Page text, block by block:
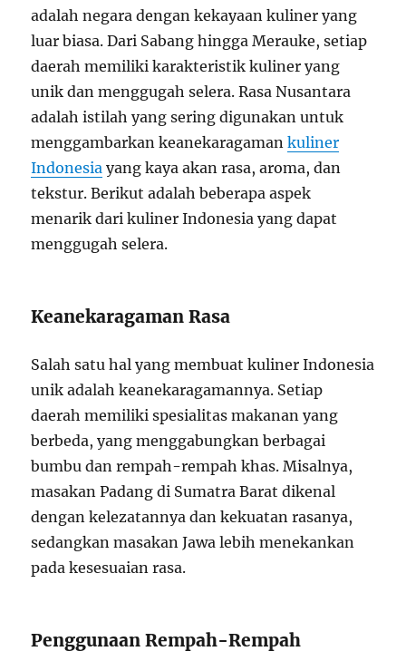
adalah negara dengan kekayaan kuliner yang
luar biasa. Dari Sabang hingga Merauke, setiap
daerah memiliki karakteristik kuliner yang
unik dan menggugah selera. Rasa Nusantara
adalah istilah yang sering digunakan untuk
menggambarkan keanekaragamankuliner
Indonesia yang kaya akan rasa, aroma, dan
tekstur. Berikut adalah beberapa aspek
menarik dari kuliner Indonesia yang dapat
menggugah selera.
Keanekaragaman Rasa
Salah satu hal yang membuat kuliner Indonesia
unik adalah keanekaragamannya. Setiap
daerah memiliki spesialitas makanan yang
berbeda, yang menggabungkan berbagai
bumbu dan rempah-rempah khas. Misalnya,
masakan Padang di Sumatra Barat dikenal
dengan kelezatannya dan kekuatan rasanya,
sedangkan masakan Jawa lebih menekankan
pada kesesuaian rasa.
Penggunaan Rempah-Rempah